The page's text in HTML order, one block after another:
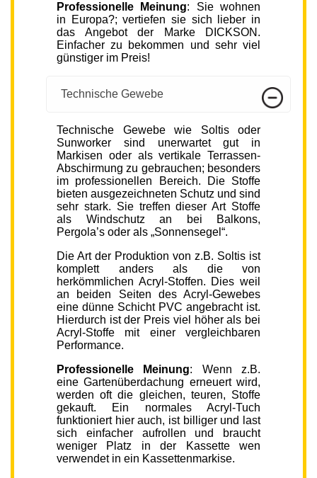
Professionelle Meinung: Sie wohnen
in Europa?; vertiefen sie sich lieber in
das Angebot der Marke DICKSON.
Einfacher zu bekommen und sehr viel
günstiger im Preis!
Technische Gewebe
Technische Gewebe wie Soltis oder
Sunworker sind unerwartet gut in
Markisen oder als vertikale Terrassen-
Abschirmung zu gebrauchen; besonders
im professionellen Bereich. Die Stoffe
bieten ausgezeichneten Schutz und sind
sehr stark. Sie treffen dieser Art Stoffe
als Windschutz an bei Balkons,
Pergola’s oder als „Sonnensegel“.
Die Art der Produktion von z.B. Soltis ist
komplett anders als die von
herkömmlichen Acryl-Stoffen. Dies weil
an beiden Seiten des Acryl-Gewebes
eine dünne Schicht PVC angebracht ist.
Hierdurch ist der Preis viel höher als bei
Acryl-Stoffe mit einer vergleichbaren
Performance.
Professionelle Meinung: Wenn z.B.
eine Gartenüberdachung erneuert wird,
werden oft die gleichen, teuren, Stoffe
gekauft. Ein normales Acryl-Tuch
funktioniert hier auch, ist billiger und last
sich einfacher aufrollen und braucht
weniger Platz in der Kassette wen
verwendet in ein Kassettenmarkise.